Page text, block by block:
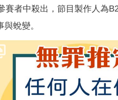
賽者中殺出，節目製作人為
蛻變。